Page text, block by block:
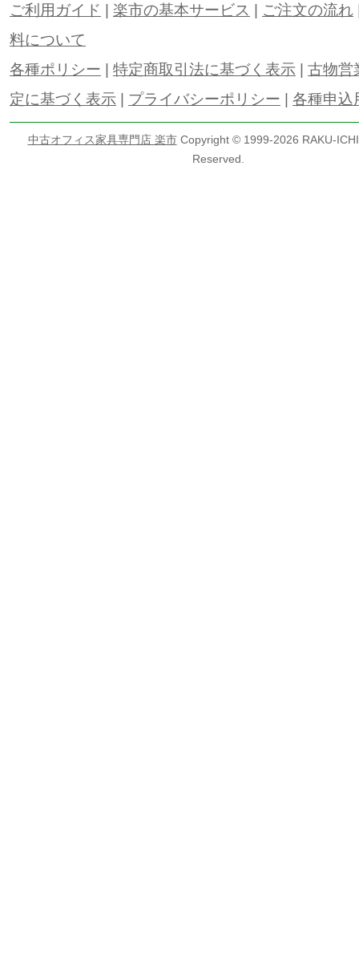
ご利用ガイド | 楽市の基本サービス | ご注文の流れ
料について
各種ポリシー | 特定商取引法に基づく表示 | 古物営
定に基づく表示 | プライバシーポリシー | 各種申込
中古オフィス家具専門店 楽市Copyright © 1999-2026 RAKU-
Reserved.